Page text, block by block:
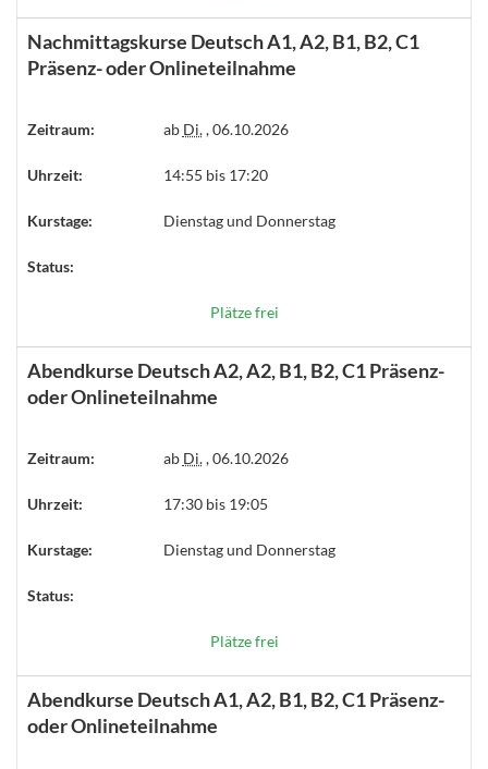
Nachmittagskurse Deutsch A1, A2, B1, B2, C1
Präsenz- oder Onlineteilnahme
Zeitraum: ab Di., 06.10.2026
Uhrzeit: 14:55 bis 17:20
Kurstage: Dienstag und Donnerstag
Status:
Plätze frei
Abendkurse Deutsch A2, A2, B1, B2, C1 Präsenz-
oder Onlineteilnahme
Zeitraum: ab Di., 06.10.2026
Uhrzeit: 17:30 bis 19:05
Kurstage: Dienstag und Donnerstag
Status:
Plätze frei
Abendkurse Deutsch A1, A2, B1, B2, C1 Präsenz-
oder Onlineteilnahme